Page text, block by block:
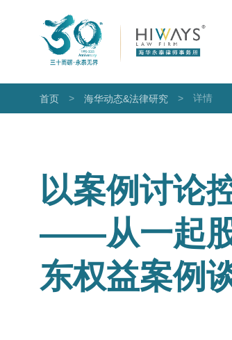
首页 > 海华动态&法律研究 > 详情
以案例讨论
——从一起股
东权益案例